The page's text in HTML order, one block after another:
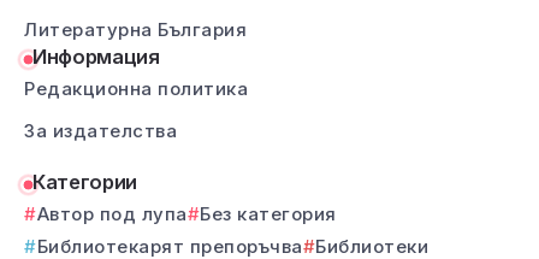
Литературна България
Информация
Редакционна политика
За издателства
Категории
Автор под лупа
Без категория
Библиотекарят препоръчва
Библиотеки